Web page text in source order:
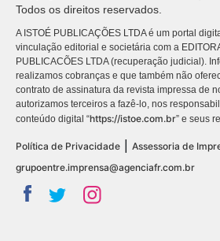
Todos os direitos reservados.
A ISTOÉ PUBLICAÇÕES LTDA é um portal
vinculação editorial e societária com a
PUBLICACÕES LTDA (recuperação judicial).
realizamos cobranças e que também não
contrato de assinatura da revista impressa de
autorizamos terceiros a fazê-lo, nos
conteúdo digital “https://istoe.com.br” e seus
Política de Privacidade
Assessoria de
grupoentre.imprensa@agenciafr.com.br